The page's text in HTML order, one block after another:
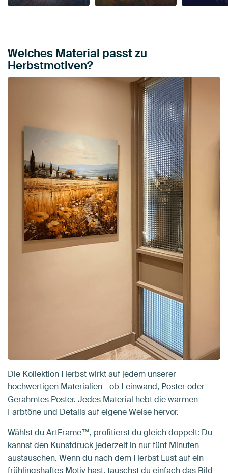
Welches Material passt zu
Herbstmotiven?
Die Kollektion Herbst wirkt auf jedem unserer
hochwertigen Materialien - ob Leinwand, Posteroder
Gerahmtes Poster. Jedes Material hebt die warmen
Farbtöne und Details auf eigene Weise hervor.
Wählst du ArtFrame™, profitierst du gleich doppelt: Du
kannst den Kunstdruck jederzeit in nur fünf Minuten
austauschen. Wenn du nach dem Herbst Lust auf ein
frühlingshaftes Motiv hast, tauschst du einfach das Bild -